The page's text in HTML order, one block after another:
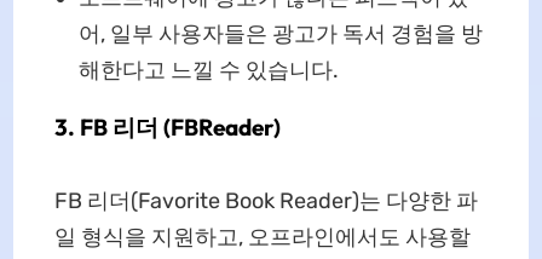
어, 일부 사용자들은 광고가 독서 경험을 방
해한다고 느낄 수 있습니다.
3. FB 리더 (FBReader)
FB 리더(Favorite Book Reader)는 다양한 파
일 형식을 지원하고, 오프라인에서도 사용할